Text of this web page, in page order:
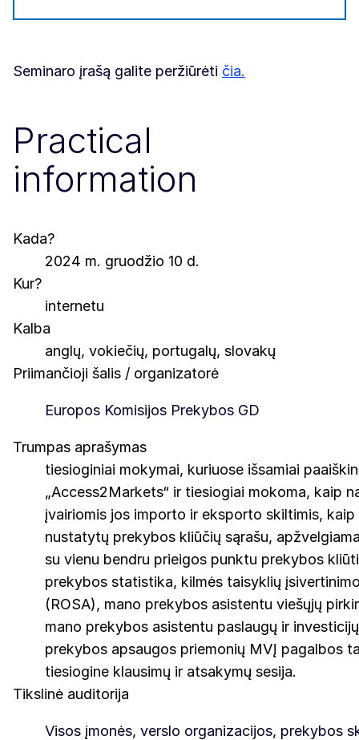
Seminaro įrašą galite peržiūrėti čia.
Practical
information
Kada?
2024 m. gruodžio 10 d.
Kur?
internetu
Kalba
anglų, vokiečių, portugalų, slovakų
Priimančioji šalis / organizatorė
Europos Komisijos Prekybos GD
Trumpas aprašymas
tiesioginiai mokymai, kuriuose išsamiai
„Access2Markets“ ir tiesiogiai mokoma, kaip
įvairiomis jos importo ir eksporto skiltimis, kaip
nustatytų prekybos kliūčių sąrašu,
su vienu bendru prieigos punktu prekybos
prekybos statistika, kilmės taisyklių
(ROSA), mano prekybos asistentu viešųjų
mano prekybos asistentu paslaugų ir
prekybos apsaugos priemonių MVĮ pagalbos
tiesiogine klausimų ir atsakymų sesija.
Tikslinė auditorija
Visos įmonės, verslo organizacijos, prekybos